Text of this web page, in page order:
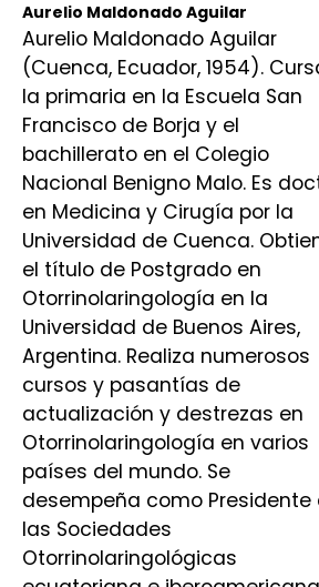
Aurelio Maldonado Aguilar
Aurelio Maldonado Aguilar
(Cuenca, Ecuador, 1954).
la primaria en la Escuela San
Francisco de Borja y el
bachillerato en el Colegio
Nacional Benigno Malo. Es
en Medicina y Cirugía por la
Universidad de Cuenca.
el título de Postgrado en
Otorrinolaringología en la
Universidad de Buenos Aires,
Argentina. Realiza numerosos
cursos y pasantías de
actualización y destrezas en
Otorrinolaringología en varios
países del mundo. Se
desempeña como Presidente
las Sociedades
Otorrinolaringológicas